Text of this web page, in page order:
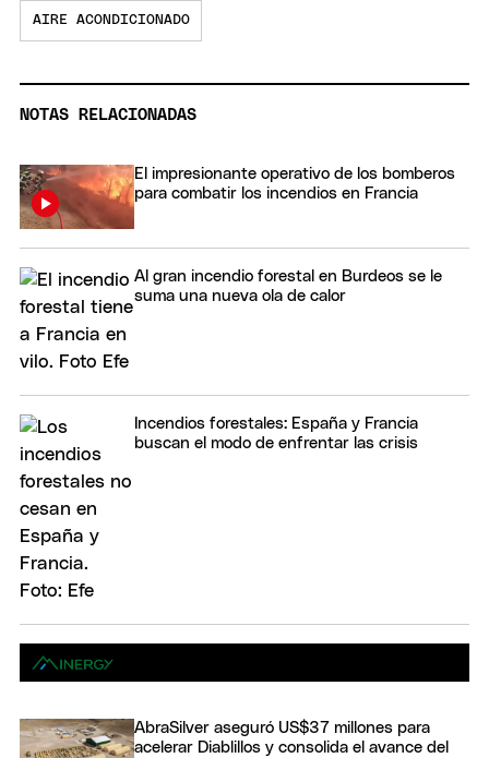
AIRE ACONDICIONADO
NOTAS RELACIONADAS
El impresionante operativo de los bomberos
para combatir los incendios en Francia
Al gran incendio forestal en Burdeos se le
suma una nueva ola de calor
Incendios forestales: España y Francia
buscan el modo de enfrentar las crisis
AbraSilver aseguró US$37 millones para
acelerar Diablillos y consolida el avance del